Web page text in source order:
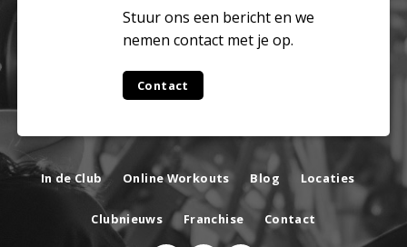
Stuur ons een bericht en we
nemen contact met je op.
Contact
In de Club Online Workouts Blog Locaties
Clubnieuws Franchise Contact